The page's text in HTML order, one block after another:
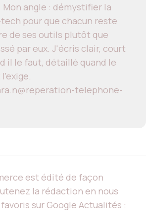
Mon angle : démystifier la
pour que chacun reste
de ses outils plutôt que
par eux. J'écris clair, court
il le faut, détaillé quand le
telephone-
est édité de façon
la rédaction en nous
sur Google Actualités :